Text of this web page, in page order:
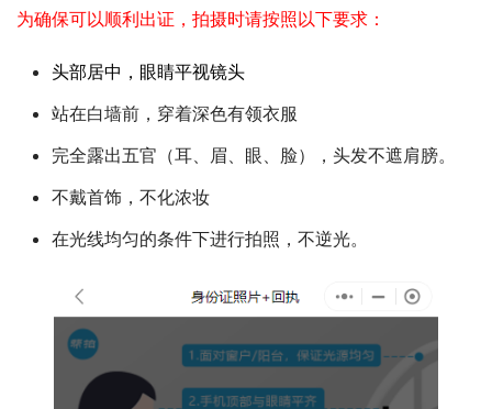
为确保可以顺利出证，拍摄时请按照以下要求：
头部居中，眼睛平视镜头
站在白墙前，穿着深色有领衣服
完全露出五官（耳、眉、眼、脸），头发不遮肩膀。
不戴首饰，不化浓妆
在光线均匀的条件下进行拍照，不逆光。